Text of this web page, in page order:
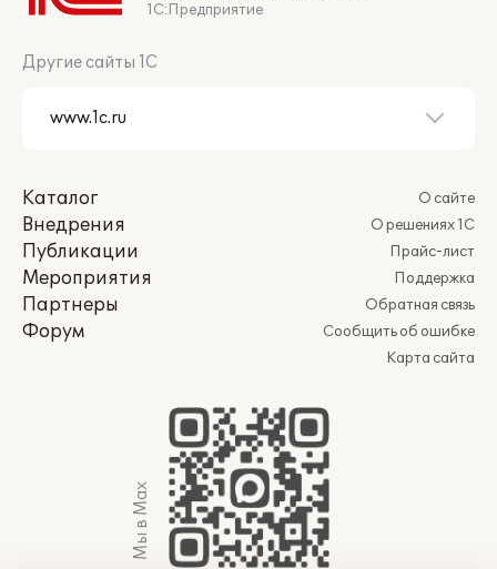
1С:Предприятие
Другие сайты 1С
Каталог
Внедрения
Публикации
Мероприятия
Партнеры
Форум
О сайте
О решениях 1С
Прайс-лист
Поддержка
Обратная связь
Сообщить об ошибке
Карта сайта
Мы в Max